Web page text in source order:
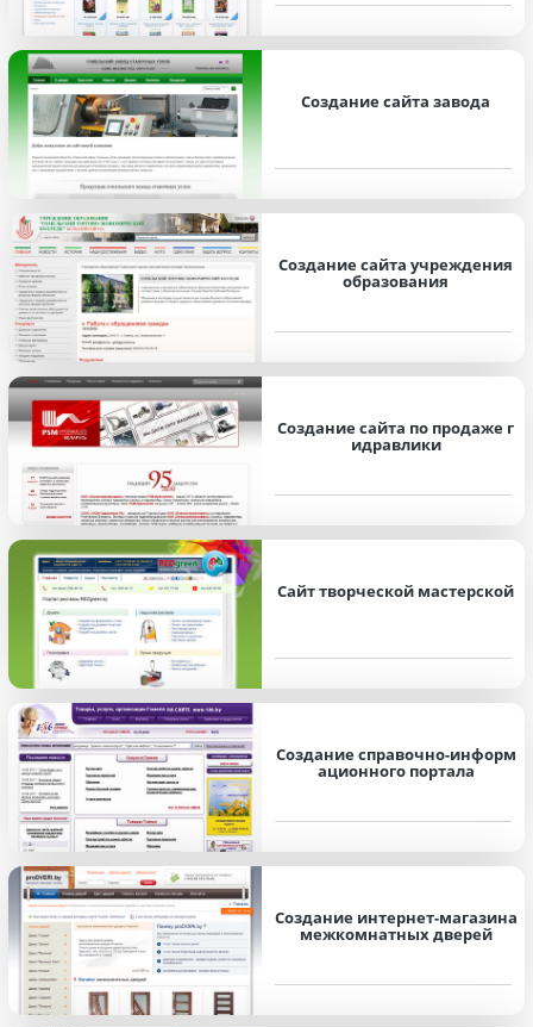
Создание сайта завода
Создание сайта учреждения
образования
Создание сайта по продаже г
идравлики
Сайт творческой мастерской
Создание справочно-информ
ационного портала
Создание интернет-магазина
межкомнатных дверей